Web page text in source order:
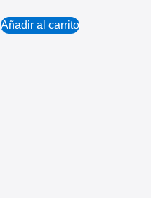
Añadir al carrito